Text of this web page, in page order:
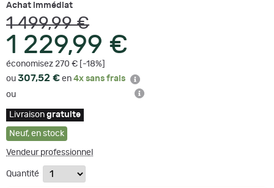
Achat immédiat
1 499,99 €
1 229,99 €
économisez 270 € [-18%]
ou 307,52 € en 4x sans frais
ou
Livraison gratuite
Neuf, en stock
Vendeur professionnel
Quantité